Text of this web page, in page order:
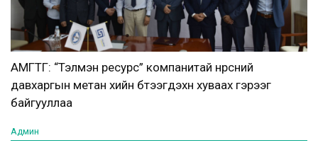
АМГТГ: “Тэлмэн ресурс” компанитай нүүрсний
давхаргын метан хийн бүтээгдэхүүн хуваах гэрээг
байгууллаа
Админ